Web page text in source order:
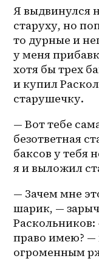
Я выдвинулся
старуху, но
то дурные и
у меня
хотя бы трех
и купил
старушечку.
— Вот тебе
безответная
баксов у тебя
я и выложил
— Зачем мне
шарик, —
Раскольников:
право имею? —
огроменным